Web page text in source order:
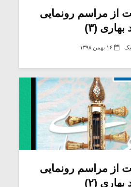
از مراسم رونمایی
بهاری (۳)
۱۶ بهمن ۱۳۹۸
از مراسم رونمایی
بهاری (۲)
بر موسیقی
نیم»
توانی
باشی،
ترین باش